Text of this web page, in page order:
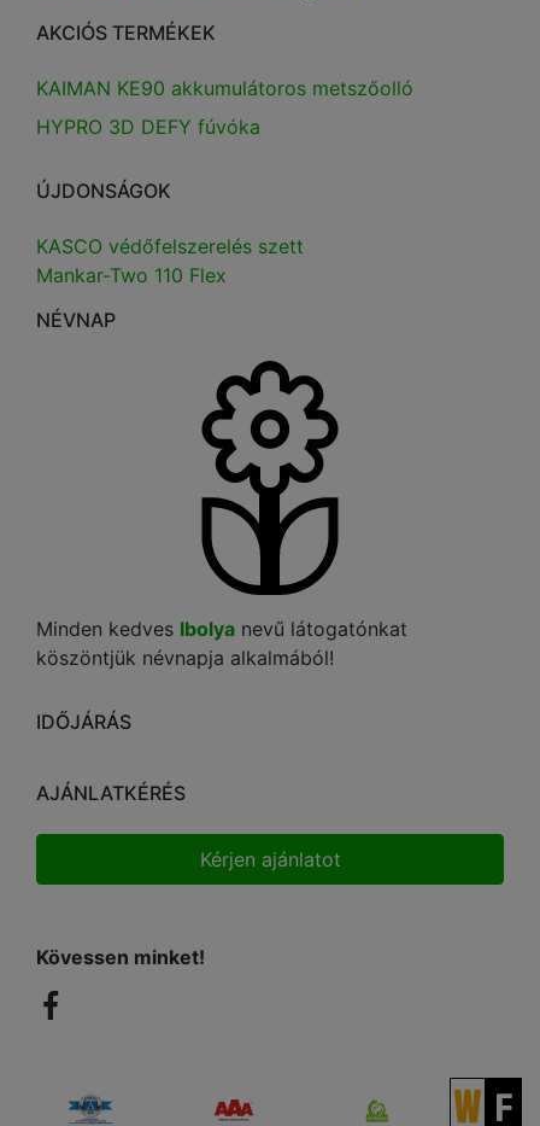
AKCIÓS TERMÉKEK
KAIMAN KE90 akkumulátoros metszőolló
HYPRO 3D DEFY fúvóka
ÚJDONSÁGOK
KASCO védőfelszerelés szett
Mankar-Two 110 Flex
NÉVNAP
Minden kedves Ibolya nevű látogatónkat
köszöntjük névnapja alkalmából!
IDŐJÁRÁS
AJÁNLATKÉRÉS
Kérjen ajánlatot
Kövessen minket!